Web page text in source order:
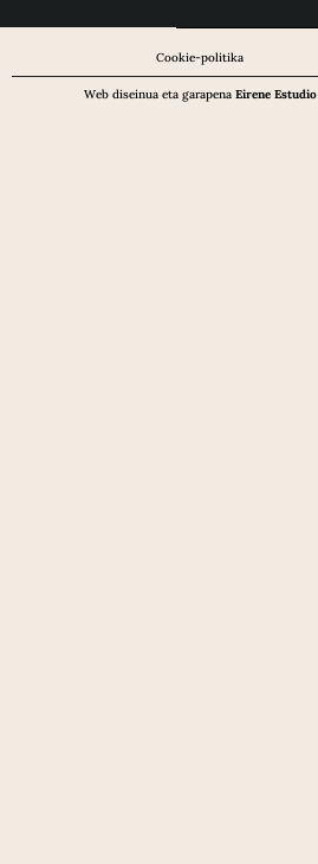
Cookie-politika
Web diseinua eta garapena Eirene Estudio